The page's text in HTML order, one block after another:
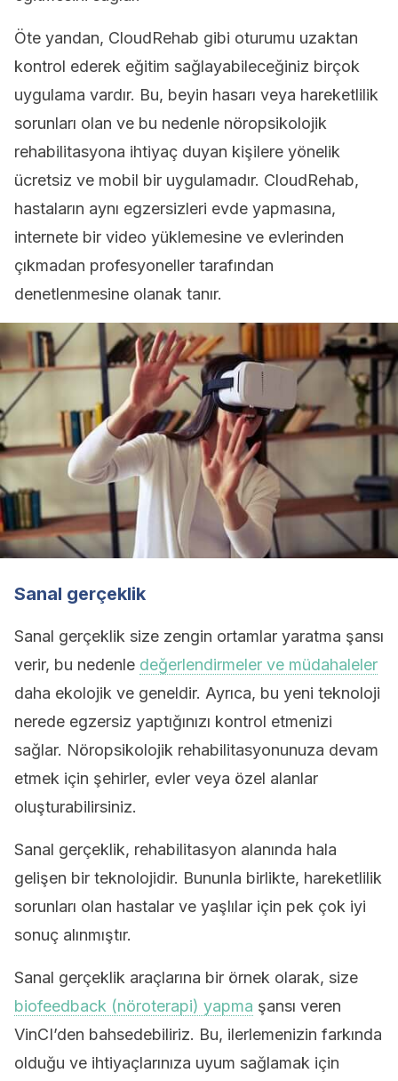
Öte yandan, CloudRehab gibi oturumu uzaktan
kontrol ederek eğitim sağlayabileceğiniz birçok
uygulama vardır. Bu, beyin hasarı veya hareketlilik
sorunları olan ve bu nedenle nöropsikolojik
rehabilitasyona ihtiyaç duyan kişilere yönelik
ücretsiz ve mobil bir uygulamadır. CloudRehab,
hastaların aynı egzersizleri evde yapmasına,
internete bir video yüklemesine ve evlerinden
çıkmadan profesyoneller tarafından
denetlenmesine olanak tanır.
Sanal gerçeklik
Sanal gerçeklik size zengin ortamlar yaratma şansı
verir, bu nedenle değerlendirmeler ve müdahaleler
daha ekolojik ve geneldir. Ayrıca, bu yeni teknoloji
nerede egzersiz yaptığınızı kontrol etmenizi
sağlar. Nöropsikolojik rehabilitasyonunuza devam
etmek için şehirler, evler veya özel alanlar
oluşturabilirsiniz.
Sanal gerçeklik, rehabilitasyon alanında hala
gelişen bir teknolojidir. Bununla birlikte, hareketlilik
sorunları olan hastalar ve yaşlılar için pek çok iyi
sonuç alınmıştır.
Sanal gerçeklik araçlarına bir örnek olarak, size
biofeedback (nöroterapi) yapma şansı veren
VinCI’den bahsedebiliriz. Bu, ilerlemenizin farkında
olduğu ve ihtiyaçlarınıza uyum sağlamak için